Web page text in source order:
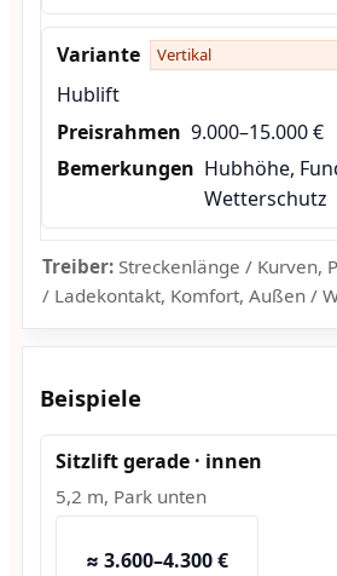
Vertikal
Hublift
9.000–15.000 €
Hubhöhe,
Wetterschutz
Treiber:Streckenlänge / Kurven,
/ Ladekontakt, Komfort, Außen /
Beispiele
Sitzlift gerade · innen
5,2 m, Park unten
≈ 3.600–4.300 €